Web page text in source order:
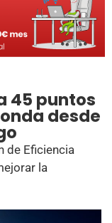
45 puntos
desde
de Eficiencia
la